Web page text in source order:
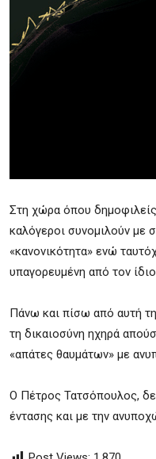
Στη χώρα όπου δημοφιλείς
καλόγεροι συνομιλούν με
«κανονικότητα» ενώ
υπαγορευμένη από τον
Πάνω και πίσω από αυτή
τη δικαιοσύνη ηχηρά
«απάτες θαυμάτων» με
Ο Πέτρος Τατσόπουλος,
έντασης και με την